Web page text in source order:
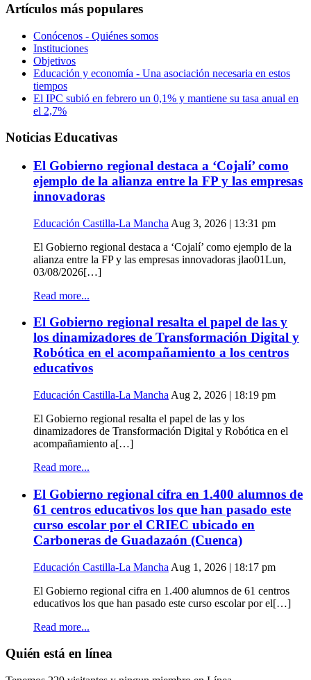
Artículos más populares
Conócenos - Quiénes somos
Instituciones
Objetivos
Educación y economía - Una asociación necesaria en estos
tiempos
El IPC subió en febrero un 0,1% y mantiene su tasa anual en
el 2,7%
Noticias Educativas
El Gobierno regional destaca a ‘Cojalí’ como
ejemplo de la alianza entre la FP y las empresas
innovadoras
Educación Castilla-La Mancha Aug 3, 2026 | 13:31 pm
El Gobierno regional destaca a ‘Cojalí’ como ejemplo de la
alianza entre la FP y las empresas innovadoras jlao01Lun,
03/08/2026[…]
Read more...
El Gobierno regional resalta el papel de las y
los dinamizadores de Transformación Digital y
Robótica en el acompañamiento a los centros
educativos
Educación Castilla-La Mancha Aug 2, 2026 | 18:19 pm
El Gobierno regional resalta el papel de las y los
dinamizadores de Transformación Digital y Robótica en el
acompañamiento a[…]
Read more...
El Gobierno regional cifra en 1.400 alumnos de
61 centros educativos los que han pasado este
curso escolar por el CRIEC ubicado en
Carboneras de Guadazaón (Cuenca)
Educación Castilla-La Mancha Aug 1, 2026 | 18:17 pm
El Gobierno regional cifra en 1.400 alumnos de 61 centros
educativos los que han pasado este curso escolar por el[…]
Read more...
Quién está en línea